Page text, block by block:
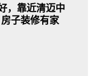
，靠近清迈中
子装修有家